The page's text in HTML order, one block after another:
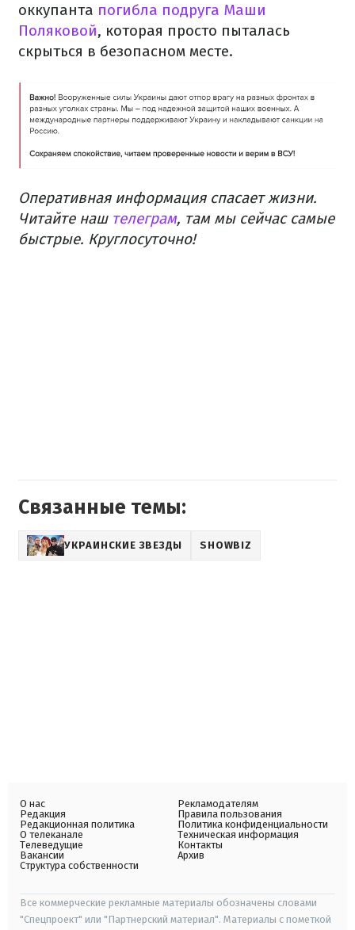
оккупанта погибла подруга Маши
Поляковой, которая просто пыталась
скрыться в безопасном месте.
Оперативная информация спасает жизни.
Читайте наш телеграм, там мы сейчас самые
быстрые. Круглосуточно!
Связанные темы:
УКРАИНСКИЕ ЗВЕЗДЫ SHOWBIZ
О нас
Редакция
Редакционная политика
О телеканале
Телеведущие
Вакансии
Структура собственности
Рекламодателям
Правила пользования
Политика конфиденциальности
Техническая информация
Контакты
Архив
Все коммерческие рекламные материалы обозначены словами
"Спецпроект" или "Партнерский материал". Материалы с пометкой